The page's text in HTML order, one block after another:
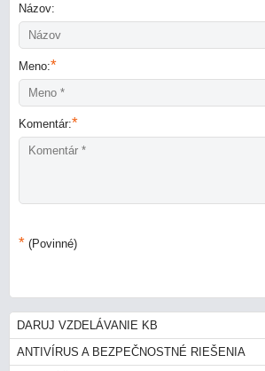
Názov:
Meno:*
Komentár:*
* (Povinné)
DARUJ VZDELÁVANIE KB
ANTIVÍRUS A BEZPEČNOSTNÉ RIEŠENIA